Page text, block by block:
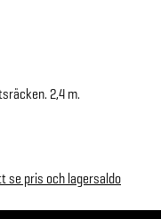
se pris och lagersaldo
2,4 m.